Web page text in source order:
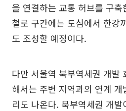
을 연결하는 교통 허브를 구
철로 구간에는 도심에서 한강
도 조성할 예정이다.
다만 서울역 북부역세권 개발
해서는 주변 지역과의 연계
리도 나온다. 북부역세권 개